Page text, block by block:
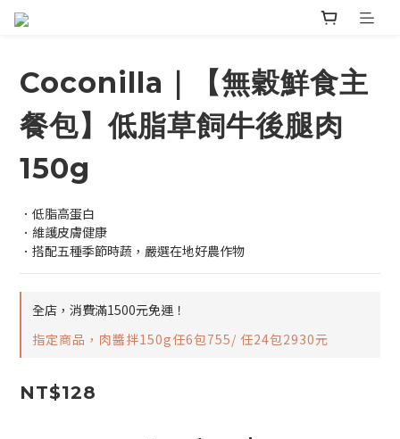
Coconilla｜【無穀鮮食主
餐包】低脂草飼牛後腿肉
150g
．低脂高蛋白
．維護皮膚健康
．搭配五種季節時蔬，嚴選在地好農作物
全店，消費滿1500元免運！
指定商品，肉醬拌150g任6包755/ 任24包2930元
NT$128